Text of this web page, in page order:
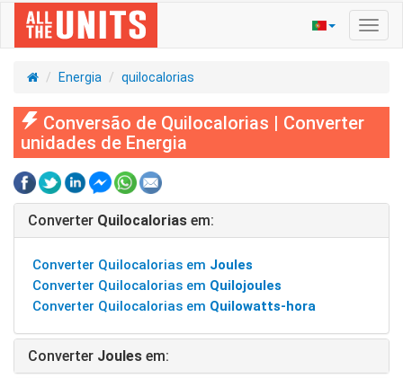
Energia quilocalorias
Conversão de Quilocalorias | Converter
unidades de Energia
Converter Quilocalorias em:
Converter Quilocalorias em Joules
Converter Quilocalorias em Quilojoules
Converter Quilocalorias em Quilowatts-hora
Converter Joules em: